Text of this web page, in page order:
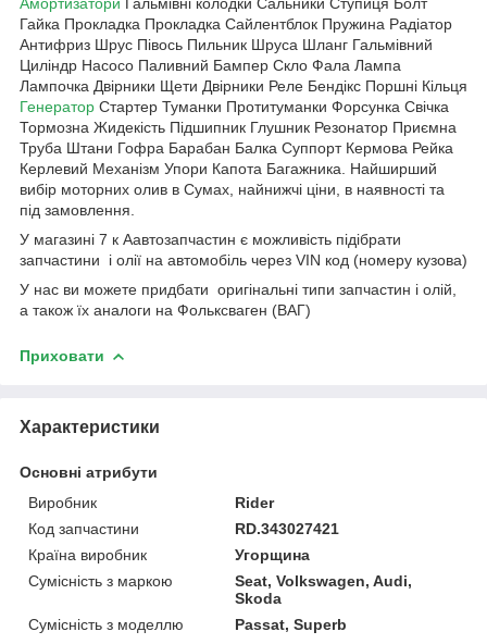
Гайка Прокладка Прокладка Сайлентблок Пружина Радіатор
Антифриз Шрус Півось Пильник Шруса Шланг Гальмівний
Циліндр Насосо Паливний Бампер Скло Фала Лампа
Лампочка Двірники Щети Двірники Реле Бендікс Поршні Кільця
Генератор Стартер Туманки Протитуманки Форсунка Свічка
Тормозна Жидекість Підшипник Глушник Резонатор Приємна
Труба Штани Гофра Барабан Балка Суппорт Кермова Рейка
Керлевий Механізм Упори Капота Багажника. Найширший
вибір моторних олив в Сумах, найнижчі ціни, в наявності та
під замовлення.
У магазині 7 к Аавтозапчастин є можливість підібрати
запчастини і олії на автомобіль через VIN код (номеру кузова)
У нас ви можете придбати оригінальні типи запчастин і олій,
а також їх аналоги на Фольксваген (ВАГ)
Приховати
Характеристики
Основні атрибути
Виробник
Rider
Код запчастини
RD.343027421
Країна виробник
Угорщина
Сумісність з маркою
Seat, Volkswagen, Audi,
Skoda
Сумісність з моделлю
Passat, Superb